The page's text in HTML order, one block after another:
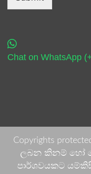
Chat on WhatsApp
Copyrights
ලබන කිනම් හෝ
පාර්ශවයකට